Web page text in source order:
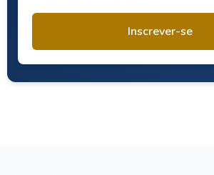
Inscrever-se